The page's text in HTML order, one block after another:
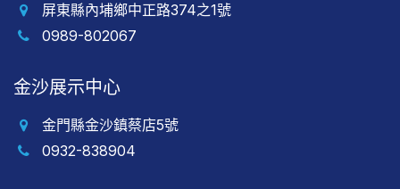
屏東縣內埔鄉中正路374之1號
0989-802067
金沙展示中心
金門縣金沙鎮蔡店5號
0932-838904